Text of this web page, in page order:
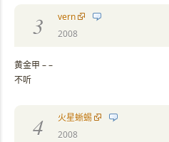
3
vern
2008
黄金甲 – –
不听
4
火星蜥蜴
2008